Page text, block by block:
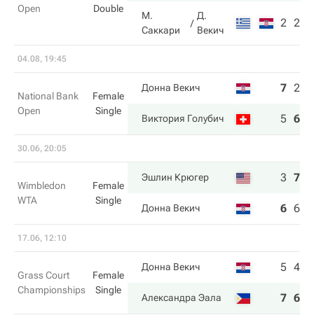
Open
Double
М.
Саккари
Д.
Векич
2 2
04.08, 19:45
National Bank
Open
Female
Single
Донна Векич 7 2
Виктория Голубич 5 6
30.06, 20:05
Wimbledon
WTA
Female
Single
Эшлин Крюгер 3 7
Донна Векич 6 6
17.06, 12:10
Grass Court
Championships
Female
Single
Донна Векич 5 4
Александра Эала 7 6